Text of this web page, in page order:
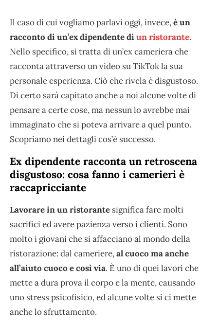
Il caso di cui vogliamo parlavi oggi, invece,è un
racconto di un’ex dipendente diun ristorante.
Nello specifico, si tratta di un’ex cameriera che
racconta attraverso un video su TikTok la sua
personale esperienza. Ciò che rivela è disgustoso.
Di certo sarà capitato anche a noi alcune volte di
pensare a certe cose, ma nessun lo avrebbe mai
immaginato che si poteva arrivare a quel punto.
Scopriamo nei dettagli cos’è successo.
Ex dipendente racconta un retroscena
disgustoso: cosa fanno i camerieri è
raccapricciante
Lavorare in un ristorante significa fare molti
sacrifici ed avere pazienza verso i clienti. Sono
molto i giovani che si affacciano al mondo della
ristorazione: dal cameriere,al cuoco ma anche
all’aiuto cuoco e così via. È uno di quei lavori che
mette a dura prova il corpo e la mente, causando
uno stress psicofisico, ed alcune volte si ci mette
anche lo sfruttamento.